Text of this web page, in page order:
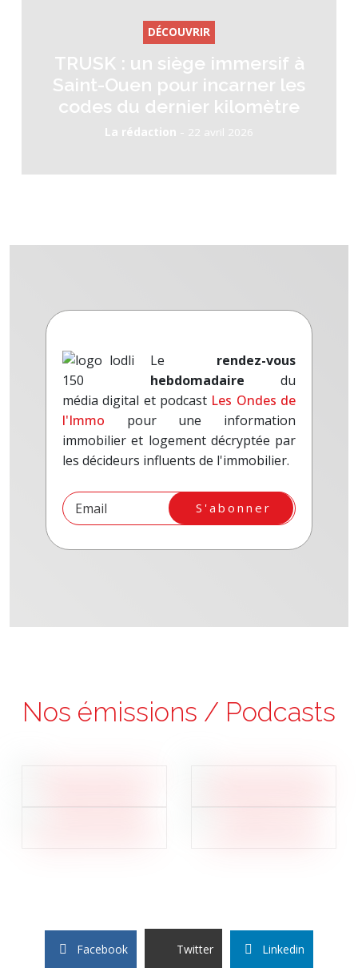
DÉCOUVRIR
TRUSK : un siège immersif à
Saint-Ouen pour incarner les
codes du dernier kilomètre
La rédaction - 22 avril 2026
Le rendez-vous
hebdomadaire du
média digital et podcast Les Ondes de
l'Immo pour une information
immobilier et logement décryptée par
les décideurs influents de l'immobilier.
S'abonner
Nos émissions / Podcasts
Facebook Twitter Linkedin